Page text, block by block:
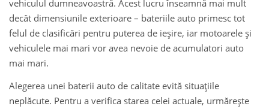
vehiculul dumneavoastră. Acest lucru înseamnă mai mult
decât dimensiunile exterioare – bateriile auto primesc tot
felul de clasificări pentru puterea de ieșire, iar motoarele și
vehiculele mai mari vor avea nevoie de acumulatori auto
mai mari.
Alegerea unei baterii auto de calitate evită situațiile
neplăcute. Pentru a verifica starea celei actuale, urmărește